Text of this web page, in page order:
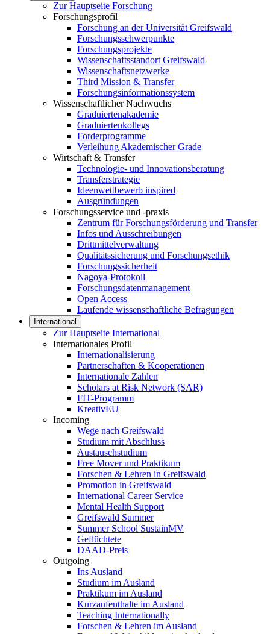
Zur Hauptseite Forschung
Forschungsprofil
Forschung an der Universität Greifswald
Forschungsschwerpunkte
Forschungsprojekte
Wissenschaftsstandort Greifswald
Wissenschaftsnetzwerke
Third Mission & Transfer
Forschungsinformationssystem
Wissenschaftlicher Nachwuchs
Graduiertenakademie
Graduiertenkollegs
Förderprogramme
Verleihung Akademischer Grade
Wirtschaft & Transfer
Technologie- und Innovationsberatung
Transferstrategie
Ideenwettbewerb inspired
Ausgründungen
Forschungsservice und -praxis
Zentrum für Forschungsförderung und Transfer
Infos und Ausschreibungen
Drittmittelverwaltung
Qualitätssicherung und Forschungsethik
Forschungssicherheit
Nagoya-Protokoll
Forschungsdatenmanagement
Open Access
Laufende wissenschaftliche Befragungen
International
Zur Hauptseite International
Internationales Profil
Internationalisierung
Partnerschaften & Kooperationen
Internationale Zahlen
Scholars at Risk Network (SAR)
FIT-Programm
KreativEU
Incoming
Wege nach Greifswald
Studium mit Abschluss
Austauschstudium
Free Mover und Praktikum
Forschen & Lehren in Greifswald
Promotion in Greifswald
International Career Service
Mental Health Support
Greifswald Summer
Summer School SustainMV
Geflüchtete
DAAD-Preis
Outgoing
Ins Ausland
Studium im Ausland
Praktikum im Ausland
Kurzaufenthalte im Ausland
Teaching Internationally
Forschen & Lehren im Ausland